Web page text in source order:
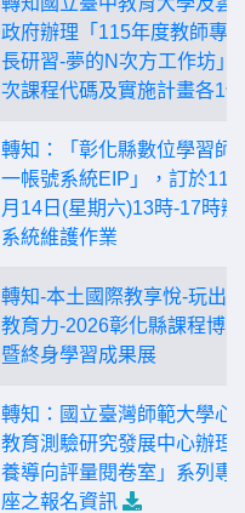
政府辦理「115年度教師專
長研習-夢的N次方工作坊」
次課程代碼及實施計畫各1份
轉知：「彰化縣數位學習師
一帳號系統EIP」，訂於115
月14日(星期六)13時-17時辦
系統維護作業
轉知-本土國際教享悅-玩出
教育力-2026彰化縣課程博
暨終身學習成果展
轉知：國立臺灣師範大學心
教育測驗研究發展中心辦理
養導向評量閱卷室」系列專
座之報名資訊